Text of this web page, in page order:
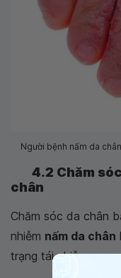
Người bệnh nấm da
4.2 Chăm
chân
Chăm sóc da chân
nhiễm nấm da chân
trạng tái nhiễm: